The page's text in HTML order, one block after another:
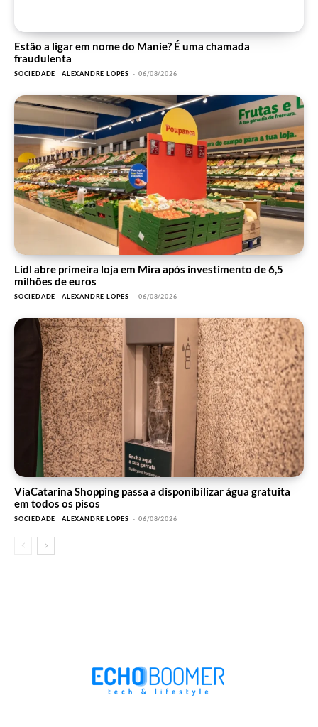
Estão a ligar em nome do Manie? É uma chamada
fraudulenta
SOCIEDADE ALEXANDRE LOPES - 06/08/2026
Lidl abre primeira loja em Mira após investimento de 6,5
milhões de euros
SOCIEDADE ALEXANDRE LOPES - 06/08/2026
ViaCatarina Shopping passa a disponibilizar água gratuita
em todos os pisos
SOCIEDADE ALEXANDRE LOPES - 06/08/2026